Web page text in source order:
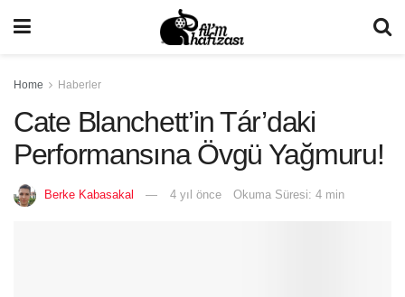
Home Haberler
Cate Blanchett’in Tár’daki
Performansına Övgü Yağmuru!
Berke Kabasakal 4 yıl önce Okuma Süresi: 4 min